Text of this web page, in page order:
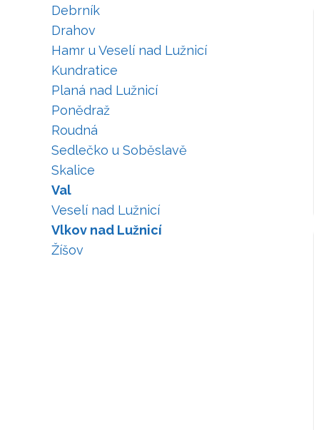
Debrník
Drahov
Hamr u Veselí nad Lužnicí
Kundratice
Planá nad Lužnicí
Ponědraž
Roudná
Sedlečko u Soběslavě
Skalice
Val
Veselí nad Lužnicí
Vlkov nad Lužnicí
Žíšov